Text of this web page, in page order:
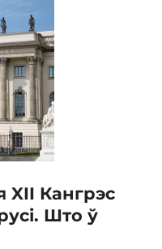
XII Кангрэс
Што ў